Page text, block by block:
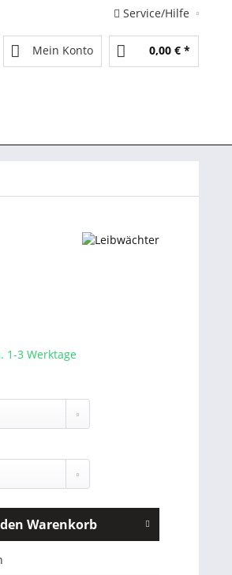
Service/Hilfe
Mein Konto 0,00 € *
1-3 Werktage
Warenkorb